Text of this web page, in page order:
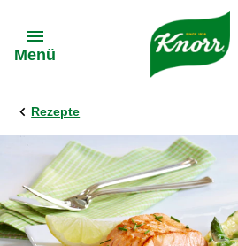
Menü
Rezepte